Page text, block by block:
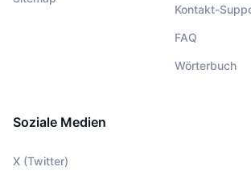
Kontakt-
FAQ
Wörterbuch
Soziale Medien
X (Twitter)